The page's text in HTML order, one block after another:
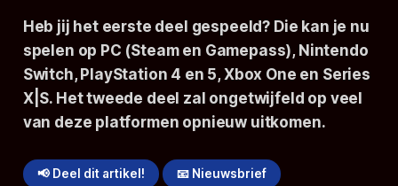
Heb jij het eerste deel gespeeld? Die kan je nu
spelen op PC (Steam en Gamepass), Nintendo
Switch, PlayStation 4 en 5, Xbox One en Series
X|S. Het tweede deel zal ongetwijfeld op veel
van deze platformen opnieuw uitkomen.
📢 Deel dit artikel! 📧 Nieuwsbrief